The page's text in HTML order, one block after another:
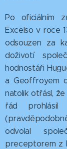
Po oficiálním
Excelso v roce
odsouzen za
doživotí
hodnostáři
a Geoffroyem
natolik otřásl,
řád
odvolal
preceptorem z